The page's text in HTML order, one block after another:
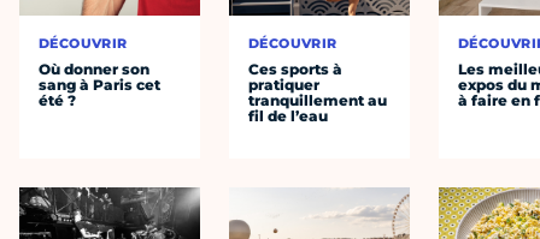
DÉCOUVRIR
Où donner son
sang à Paris cet
été ?
DÉCOUVRIR
Ces sports à
pratiquer
tranquillement au
fil de l’eau
Les
expos du
à faire en